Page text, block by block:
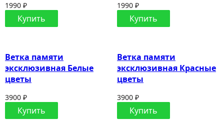
1990 ₽
Купить
1990 ₽
Купить
Ветка памяти
эксклюзивная Белые
цветы
3900 ₽
Купить
Ветка памяти
эксклюзивная Красные
цветы
3900 ₽
Купить